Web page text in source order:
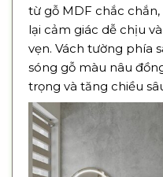
từ gỗ MDF chắc
lại cảm giác dễ chịu
vẹn. Vách tường phía
sóng gỗ màu nâu
trọng và tăng chiều